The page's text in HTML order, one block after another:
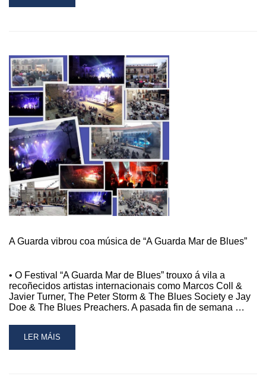
MORE
DE
BLUES
REGRESA
OS
DÍAS
7
E
8
DE
XULLO
Á
PRAZA
DO
A Guarda vibrou coa música de “A Guarda Mar de Blues”
• O Festival “A Guarda Mar de Blues” trouxo á vila a
recoñecidos artistas internacionais como Marcos Coll &
Javier Turner, The Peter Storm & The Blues Society e Jay
Doe & The Blues Preachers. A pasada fin de semana …
READ
MORE
LER MÁIS